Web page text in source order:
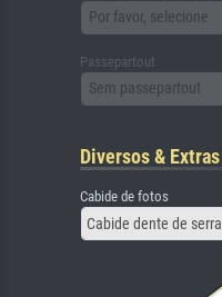
Por favor, selecione
Passepartout
Sem passepartout
Diversos & Extras
Cabide de fotos
Cabide dente de serra